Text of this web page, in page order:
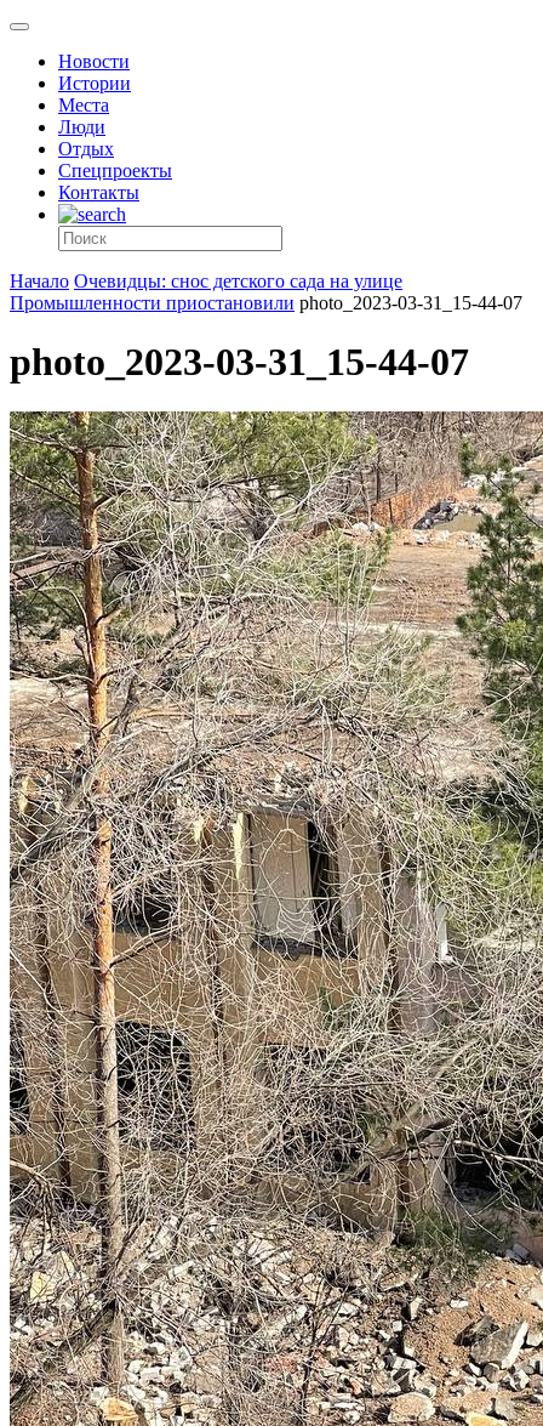
Новости
Истории
Места
Люди
Отдых
Спецпроекты
Контакты
Начало Очевидцы: снос детского сада на улице
Промышленности приостановили photo_2023-03-31_15-44-07
photo_2023-03-31_15-44-07